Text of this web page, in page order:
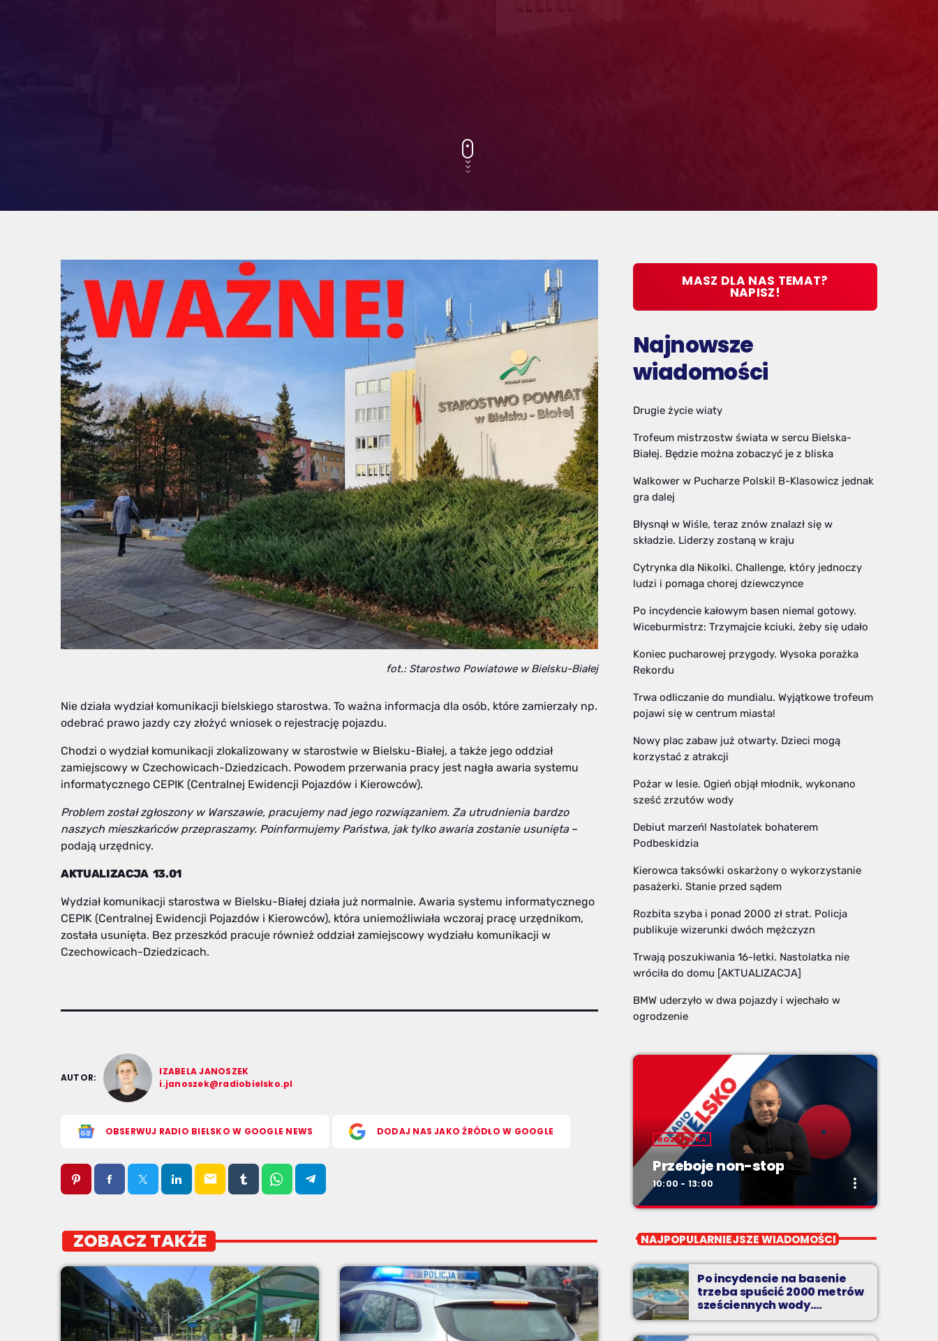
fot.: Starostwo Powiatowe w Bielsku-Białej
Nie działa wydział komunikacji bielskiego starostwa. To ważna informacja dla osób, które zamierzały np.
odebrać prawo jazdy czy złożyć wniosek o rejestrację pojazdu.
Chodzi o wydział komunikacji zlokalizowany w starostwie w Bielsku-Białej, a także jego oddział
zamiejscowy w Czechowicach-Dziedzicach. Powodem przerwania pracy jest nagła awaria systemu
informatycznego CEPIK (Centralnej Ewidencji Pojazdów i Kierowców).
Problem został zgłoszony w Warszawie, pracujemy nad jego rozwiązaniem. Za utrudnienia bardzo
naszych mieszkańców przepraszamy. Poinformujemy Państwa, jak tylko awaria zostanie usunięta–
podają urzędnicy.
AKTUALIZACJA 13.01
Wydział komunikacji starostwa w Bielsku-Białej działa już normalnie. Awaria systemu informatycznego
CEPIK (Centralnej Ewidencji Pojazdów i Kierowców), która uniemożliwiała wczoraj pracę urzędnikom,
została usunięta. Bez przeszkód pracuje również oddział zamiejscowy wydziału komunikacji w
Czechowicach-Dziedzicach.
AUTOR:
IZABELA JANOSZEK
i.janoszek@radiobielsko.pl
OBSERWUJ RADIO BIELSKO W GOOGLE NEWS DODAJ NAS JAKO ŹRÓDŁO W GOOGLE
email
ZOBACZ TAKŻE
MASZ DLA NAS TEMAT?
NAPISZ!
Najnowsze
wiadomości
Drugie życie wiaty
Trofeum mistrzostw świata w sercu Bielska-
Białej. Będzie można zobaczyć je z bliska
Walkower w Pucharze Polski! B-Klasowicz jednak
gra dalej
Błysnął w Wiśle, teraz znów znalazł się w
składzie. Liderzy zostaną w kraju
Cytrynka dla Nikolki. Challenge, który jednoczy
ludzi i pomaga chorej dziewczynce
Po incydencie kałowym basen niemal gotowy.
Wiceburmistrz: Trzymajcie kciuki, żeby się udało
Koniec pucharowej przygody. Wysoka porażka
Rekordu
Trwa odliczanie do mundialu. Wyjątkowe trofeum
pojawi się w centrum miasta!
Nowy plac zabaw już otwarty. Dzieci mogą
korzystać z atrakcji
Pożar w lesie. Ogień objął młodnik, wykonano
sześć zrzutów wody
Debiut marzeń! Nastolatek bohaterem
Podbeskidzia
Kierowca taksówki oskarżony o wykorzystanie
pasażerki. Stanie przed sądem
Rozbita szyba i ponad 2000 zł strat. Policja
publikuje wizerunki dwóch mężczyzn
Trwają poszukiwania 16-letki. Nastolatka nie
wróciła do domu [AKTUALIZACJA]
BMW uderzyło w dwa pojazdy i wjechało w
ogrodzenie
ROZRYWKA
Przeboje non-stop
10:00 - 13:00 more_vert
Przeboje non-stop
Podbeskidziu! Konkursy, akcje radiowe,
rozmowy i oczywiście - starannie
wyselekcjonowane przeboje non-stop!
NAJPOPULARNIEJSZE WIADOMOŚCI
Po incydencie na basenie
trzeba spuścić 2000 metrów
sześciennych wody.
„Ogromne koszty i ogromna
praca”